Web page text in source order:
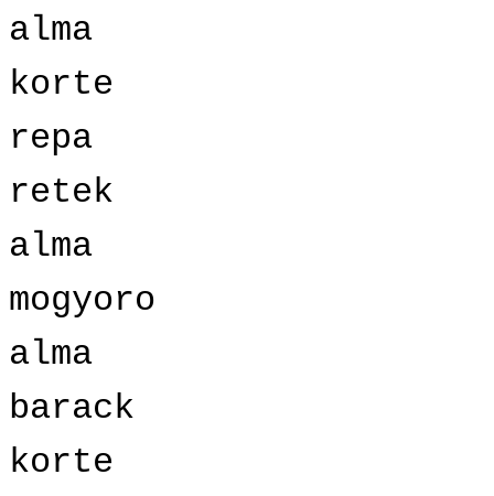
alma
korte
repa
retek
alma
mogyoro
alma
barack
korte